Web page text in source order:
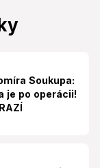
Soukupa:
je po operácii!